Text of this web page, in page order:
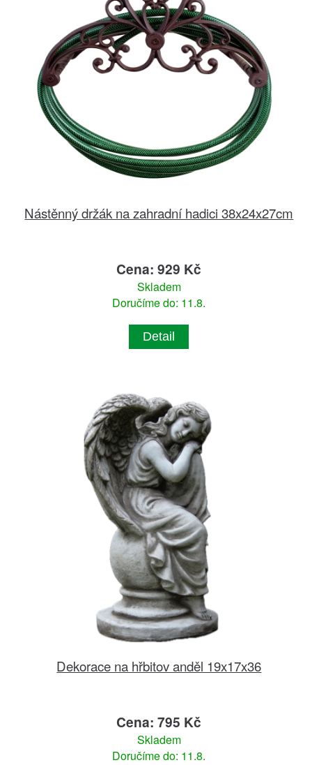
Nástěnný držák na zahradní hadici 38x24x27cm
Cena: 929 Kč
Skladem
Doručíme do: 11.8.
Detail
Dekorace na hřbitov anděl 19x17x36
Cena: 795 Kč
Skladem
Doručíme do: 11.8.